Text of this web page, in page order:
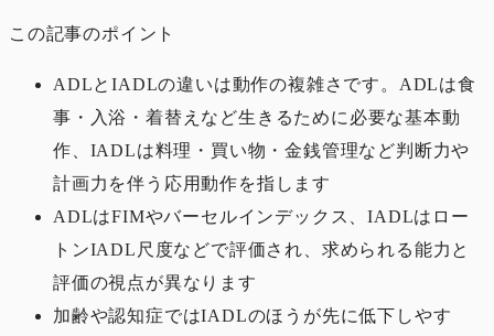
この記事のポイント
ADLとIADLの違いは動作の複雑さです。ADLは食
事・入浴・着替えなど生きるために必要な基本動
作、IADLは料理・買い物・金銭管理など判断力や
計画力を伴う応用動作を指します
ADLはFIMやバーセルインデックス、IADLはロー
トンIADL尺度などで評価され、求められる能力と
評価の視点が異なります
加齢や認知症ではIADLのほうが先に低下しやす